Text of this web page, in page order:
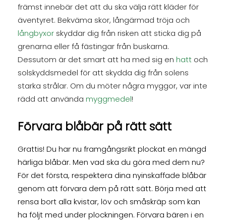
främst innebär det att du ska välja rätt kläder för
äventyret. Bekväma skor, långärmad tröja och
långbyxor skyddar dig från risken att sticka dig på
grenarna eller få fästingar från buskarna.
Dessutom är det smart att ha med sig en hatt och
solskyddsmedel för att skydda dig från solens
starka strålar. Om du möter några myggor, var inte
rädd att använda myggmedel!
Förvara blåbär på rätt sätt
Grattis! Du har nu framgångsrikt plockat en mängd
härliga blåbär. Men vad ska du göra med dem nu?
För det första, respektera dina nyinskaffade blåbär
genom att förvara dem på rätt sätt. Börja med att
rensa bort alla kvistar, löv och småskräp som kan
ha följt med under plockningen. Förvara bären i en